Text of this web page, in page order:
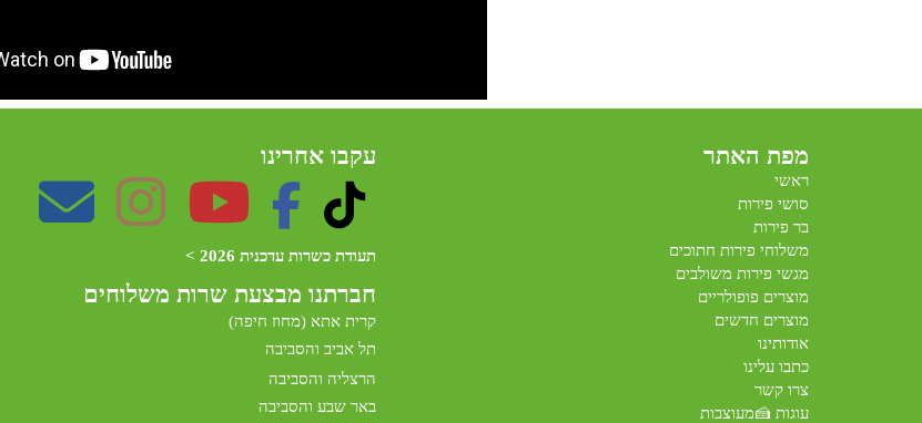
מפת האתר
ראשי
סושי פירות
בר פירות
משלוחי פירות חתוכים
מגשי פירות משולבים
מוצרים פופולריים
מוצרים חדשים
אודותינו
כתבו עלינו
צרו קשר
עוגות 🍰מעוצבות
עקבו אחרינו
תעודת כשרות עדכנית 2026 >
חברתנו מבצעת שרות משלוחים
קרית אתא (מחוז חיפה)
תל אביב והסביבה
הרצליה והסביבה
באר שבע והסביבה